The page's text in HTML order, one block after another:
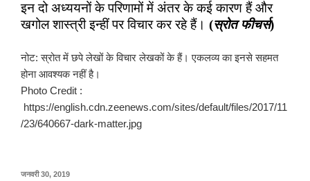
इन दो अध्ययनों के परिणामों में अंतर के कई कारण हैं और
खगोल शास्त्री इन्हीं पर विचार कर रहे हैं। (स्रोत फीचर्स)
नोट: स्रोत में छपे लेखों के विचार लेखकों के हैं। एकलव्य का इनसे सहमत
होना आवश्यक नहीं है।
Photo Credit :
https://english.cdn.zeenews.com/sites/default/files/2017/11
/23/640667-dark-matter.jpg
जनवरी 30, 2019पर